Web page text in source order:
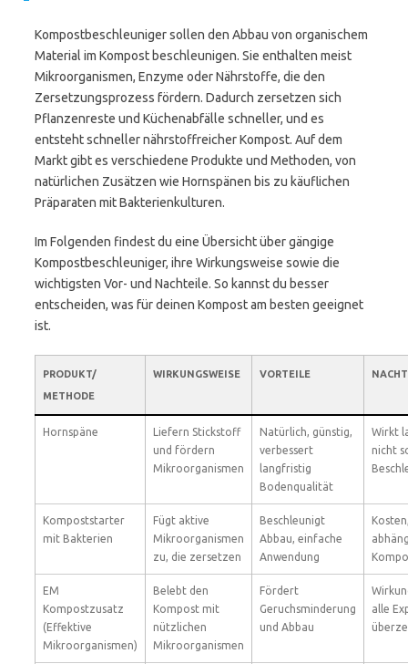
Kompostbeschleuniger sollen den Abbau von organischem
Material im Kompost beschleunigen. Sie enthalten meist
Mikroorganismen, Enzyme oder Nährstoffe, die den
Zersetzungsprozess fördern. Dadurch zersetzen sich
Pflanzenreste und Küchenabfälle schneller, und es
entsteht schneller nährstoffreicher Kompost. Auf dem
Markt gibt es verschiedene Produkte und Methoden, von
natürlichen Zusätzen wie Hornspänen bis zu käuflichen
Präparaten mit Bakterienkulturen.
Im Folgenden findest du eine Übersicht über gängige
Kompostbeschleuniger, ihre Wirkungsweise sowie die
wichtigsten Vor- und Nachteile. So kannst du besser
entscheiden, was für deinen Kompost am besten geeignet
ist.
PRODUKT/
METHODE
WIRKUNGSWEISE VORTEILE
Hornspäne
Liefern Stickstoff
und fördern
Mikroorganismen
Natürlich, günstig,
verbessert
langfristig
Bodenqualität
Wirkt
nicht
Kompoststarter
mit Bakterien
Fügt aktive
Mikroorganismen
zu, die zersetzen
Beschleunigt
Abbau, einfache
Anwendung
EM
Kompostzusatz
(Effektive
Mikroorganismen)
Belebt den
Kompost mit
nützlichen
Mikroorganismen
Fördert
Geruchsminderung
und Abbau
alle